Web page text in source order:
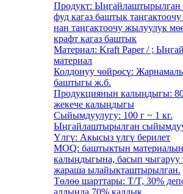
Продукт: Ыңгайлаштырылган
фуд кагаз баштык
нан таңгактоочу жылуулук
крафт кагаз баштык
Материал: Kraft Paper / ;
материал
Колдонуу чөйрөсү:
баштыгы ж.б.
Продукциянын калыңдыгы:
жекече калыңдыгы
Сыйымдуулугу: 100 г ~ 1 кг.
Ыңгайлаштырылган
Үлгү: Акысыз үлгү берилет
MOQ: баштыктын
калыңдыгына, басып чыгаруу
жараша ылайыкташтырылган.
Төлөө шарттары: T/T, 30%